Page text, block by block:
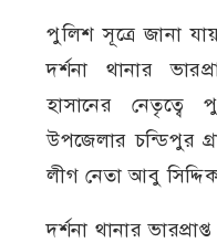
পুলিশ সূত্রে জানা
দর্শনা থানার
হাসানের নেতৃত্বে
উপজেলার চন্ডিপুর
লীগ নেতা আবু
দর্শনা থানার